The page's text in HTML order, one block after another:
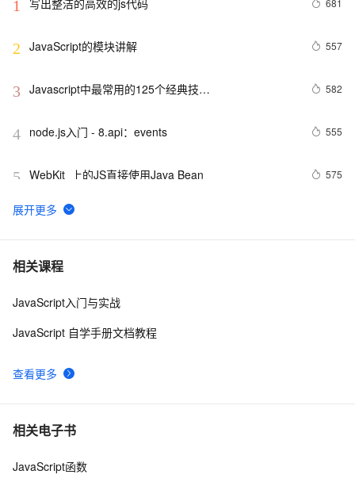
1 写出整洁的高效的js代码 681
2 JavaScript的模块讲解 557
3 Javascript中最常用的125个经典技… 582
4 node.js入门 - 8.api：events 555
5 WebKit  上的JS直接使用Java Bean 575
6 ArcGIS JavaScript在线编辑
7 js脚本语言在页面上不执行
8 Visual Studio正式支持jQuery JavaScript程式库
相关课程
查看更多
JavaScript入门与实战
JavaScript 自学手册文档教程
相关电子书
JavaScript函数